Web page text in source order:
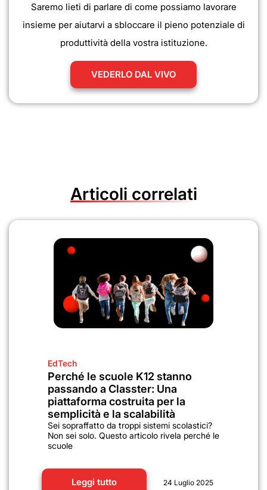
Saremo lieti di parlare di come possiamo lavorare
insieme per aiutarvi a sbloccare il pieno potenziale di
produttività della vostra istituzione.
VEDERLO DAL VIVO
Articoli correlati
EdTech
Perché le scuole K12 stanno
passando a Classter: Una
piattaforma costruita per la
semplicità e la scalabilità
Sei sopraffatto da troppi sistemi scolastici?
Non sei solo. Questo articolo rivela perché le
scuole
Leggi tutto 24 Luglio 2025